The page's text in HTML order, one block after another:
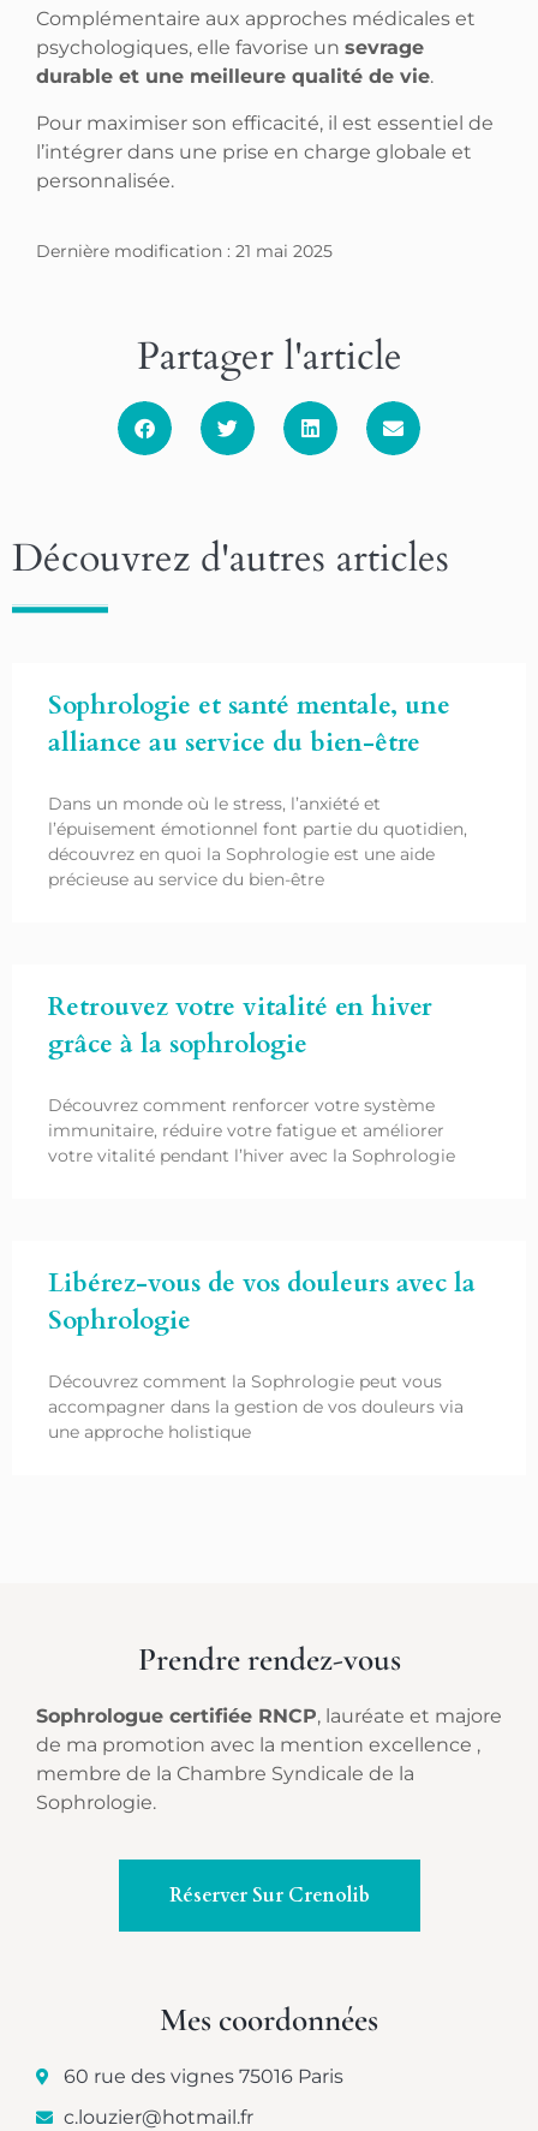
Complémentaire aux approches médicales et
psychologiques, elle favorise un sevrage
durable et une meilleure qualité de vie.
Pour maximiser son efficacité, il est essentiel de
l’intégrer dans une prise en charge globale et
personnalisée.
Dernière modification : 21 mai 2025
Partager l'article
Découvrez d'autres articles
Sophrologie et santé mentale, une
alliance au service du bien-être
Dans un monde où le stress, l’anxiété et
l’épuisement émotionnel font partie du quotidien,
découvrez en quoi la Sophrologie est une aide
précieuse au service du bien-être
Retrouvez votre vitalité en hiver
grâce à la sophrologie
Découvrez comment renforcer votre système
immunitaire, réduire votre fatigue et améliorer
votre vitalité pendant l’hiver avec la Sophrologie
Libérez-vous de vos douleurs avec la
Sophrologie
Découvrez comment la Sophrologie peut vous
accompagner dans la gestion de vos douleurs via
une approche holistique
Prendre rendez-vous
Sophrologue certifiée RNCP, lauréate et majore
de ma promotion avec la mention excellence ,
membre de la Chambre Syndicale de la
Sophrologie.
Réserver Sur Crenolib
Mes coordonnées
60 rue des vignes 75016 Paris
c.louzier@hotmail.fr